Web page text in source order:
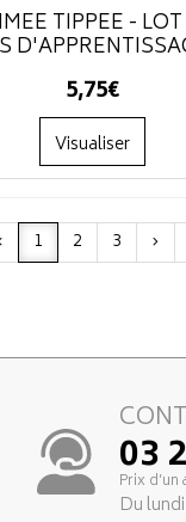
TIPPEE -
5,75€
Visualiser
1 2 3 ›
03
Prix
Du